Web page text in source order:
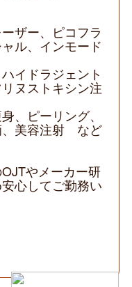
ザー、ピコフラ
ル、インモード
イドラジェント
ヌストキシン注
、ピーリング、
、美容注射 など
やメーカー研
心してご勤務い